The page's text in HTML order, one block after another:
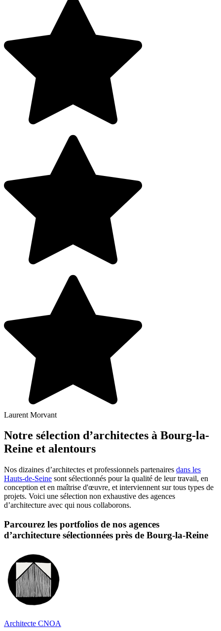
Laurent Morvant
Notre sélection d’architectes à Bourg-la-
Reine et alentours
Nos dizaines d’architectes et professionnels partenaires dans les
Hauts-de-Seine sont sélectionnés pour la qualité de leur travail, en
conception et en maîtrise d'œuvre, et interviennent sur tous types de
projets. Voici une sélection non exhaustive des agences
d’architecture avec qui nous collaborons.
Parcourez les portfolios de nos agences
d’architecture sélectionnées près de Bourg-la-Reine
Architecte CNOA